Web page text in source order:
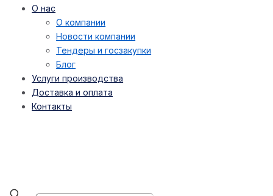
О нас
О компании
Новости компании
Тендеры и госзакупки
Блог
Услуги производства
Доставка и оплата
Контакты